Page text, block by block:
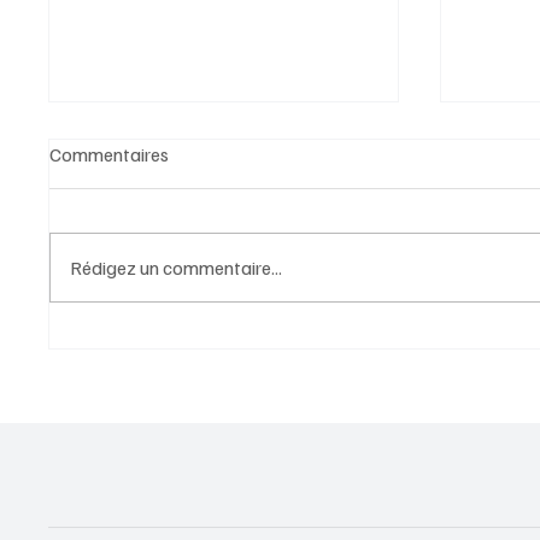
Commentaires
Rédigez un commentaire...